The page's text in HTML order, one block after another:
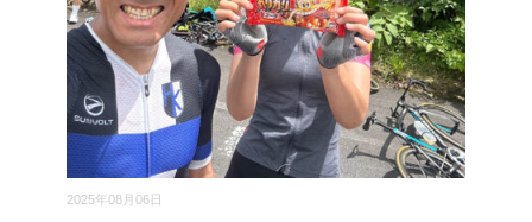
2025年08月06日